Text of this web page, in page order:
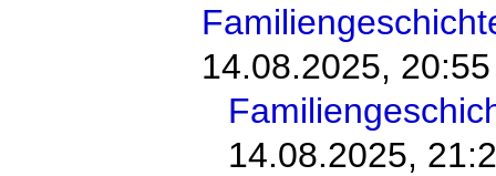
14.08.2025, 20:55
14.08.2025,